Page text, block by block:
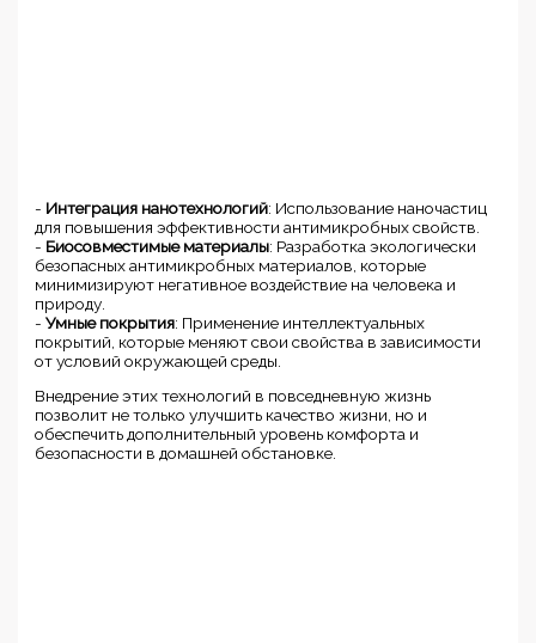
- Интеграция нанотехнологий: Использование наночастиц
для повышения эффективности антимикробных свойств.
- Биосовместимые материалы: Разработка экологически
безопасных антимикробных материалов, которые
минимизируют негативное воздействие на человека и
природу.
-Умные покрытия: Применение интеллектуальных
покрытий, которые меняют свои свойства в зависимости
от условий окружающей среды.
Внедрение этих технологий в повседневную жизнь
позволит не только улучшить качество жизни, но и
обеспечить дополнительный уровень комфорта и
безопасности в домашней обстановке.